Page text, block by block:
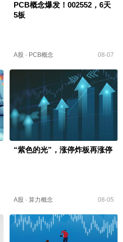
PCB概念爆发！002552，6天
5板
A股 · PCB概念 08-07
“紫色的光”，涨停炸板再涨停
A股 · 算力概念 08-05